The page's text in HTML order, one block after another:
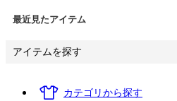
最近見たアイテム
アイテムを探す
カテゴリから探す